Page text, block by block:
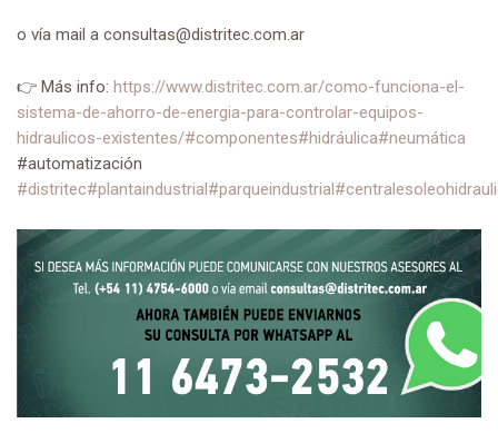
o vía mail a consultas@distritec.com.ar
👉 Más info: https://www.distritec.com.ar/como-funciona-el-
sistema-de-ahorro-de-energia-para-controlar-equipos-
hidraulicos-existentes/#componentes#hidráulica#neumática
#automatización
#distritec#plantaindustrial#parqueindustrial